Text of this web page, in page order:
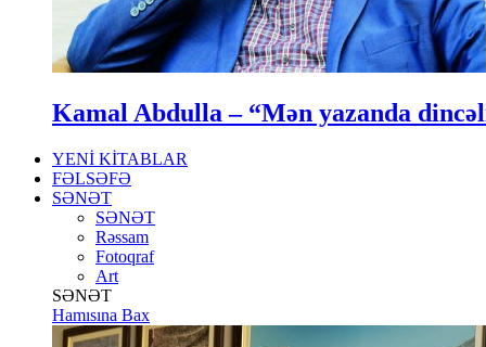
Kamal Abdulla – “Mən yazanda
YENİ KİTABLAR
FƏLSƏFƏ
SƏNƏT
SƏNƏT
Rəssam
Fotoqraf
Art
SƏNƏT
Hamısına Bax